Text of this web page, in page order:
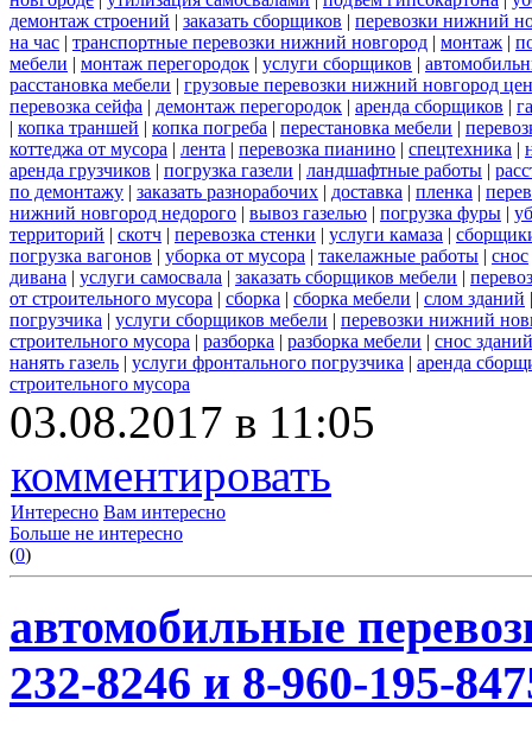
демонтаж строений | заказать сборщиков | перевозки нижний
на час | транспортные перевозки нижний новгород | монтаж |
мебели | монтаж перегородок | услуги сборщиков |
расстановка мебели | грузовые перевозки нижний новгород
перевозка сейфа | демонтаж перегородок | аренда сборщиков |
| копка траншей | копка погреба | перестановка мебели |
коттеджа от мусора | лента | перевозка пианино | спецтехника |
аренда грузчиков | погрузка газели | ландшафтные работы |
по демонтажу | заказать разнорабочих | доставка | пленка |
нижний новгород недорого | вывоз газелью | погрузка фуры |
территорий | скотч | перевозка стенки | услуги камаза |
погрузка вагонов | уборка от мусора | такелажные работы | снос
дивана | услуги самосвала | заказать сборщиков мебели |
от строительного мусора | сборка | сборка мебели | слом зданий
погрузчика | услуги сборщиков мебели | перевозки нижний
строительного мусора | разборка | разборка мебели | снос зданий
нанять газель | услуги фронтального погрузчика | аренда
строительного мусора
03.08.2017 в 11:05
комментировать
Интересно Вам интересно
Больше не интересно
(0)
автомобильные
232-8246 и 8-960-195-